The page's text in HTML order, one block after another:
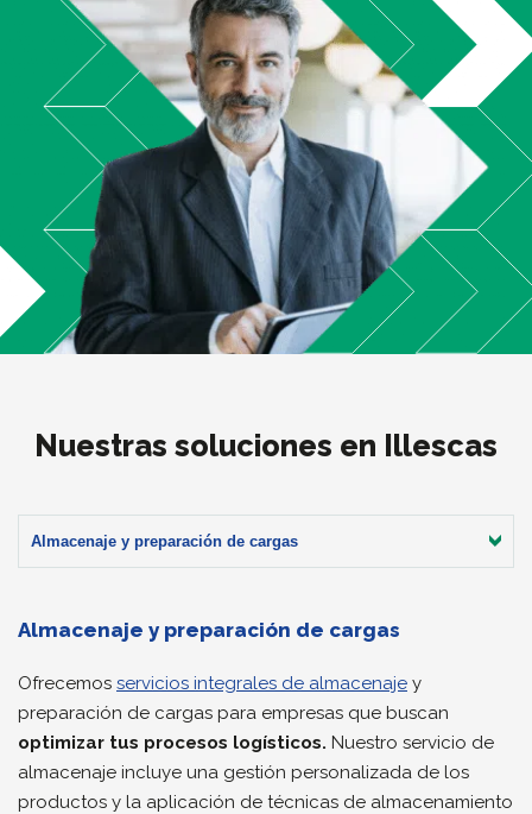
Nuestras soluciones en Illescas
Almacenaje y preparación de cargas
Almacenaje y preparación de cargas
Ofrecemos servicios integrales de almacenaje y
preparación de cargas para empresas que buscan
optimizar tus procesos logísticos. Nuestro servicio de
almacenaje incluye una gestión personalizada de los
productos y la aplicación de técnicas de almacenamiento